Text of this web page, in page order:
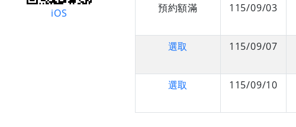
iOS
預約額滿
115/09/03
選取
115/09/07
選取
115/09/10